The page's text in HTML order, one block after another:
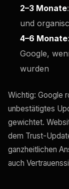
2–3 Monate
und
4–6 Monate
Google,
wurden
Wichtig: Google
unbestätigtes
gewichtet.
dem Trust-
ganzheitlichen
auch